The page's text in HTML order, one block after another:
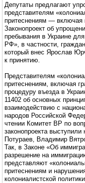
Депутаты предлагают
представителям
притеснениям —
Законопроект об
пребывания в Украине
РФ», в частности,
который внес Ярослав
к принятию.
Представителям
притеснениям, включая
процедуру въезда в
11402 об основных
взаимодействию с
народов Российской
чтении Комитет ВР по
законопроекта
Потураев, Владимир
Так, в Законе «Об
разрешение на
представляют
притеснениям и
колониалистской